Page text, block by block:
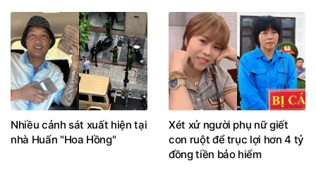
Nhiều cảnh sát xuất hiện tại
nhà Huấn "Hoa Hồng"
Xét xử người phụ nữ giết
con ruột để trục lợi hơn 4 tỷ
đồng tiền bảo hiểm